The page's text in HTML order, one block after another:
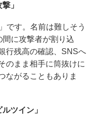
」
です。名前は難しそう
間に攻撃者が割り込
行残高の確認、SNSへ
まま相手に筒抜けに
ながることもありま
ツイン」